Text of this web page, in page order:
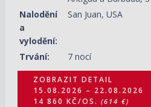
Nalodění
a
vylodění:
San Juan, USA
Trvání: 7 nocí
ZOBRAZIT DETAIL
15.08.2026 – 22.08.2026
14 860 KČ/OS. (614 €)